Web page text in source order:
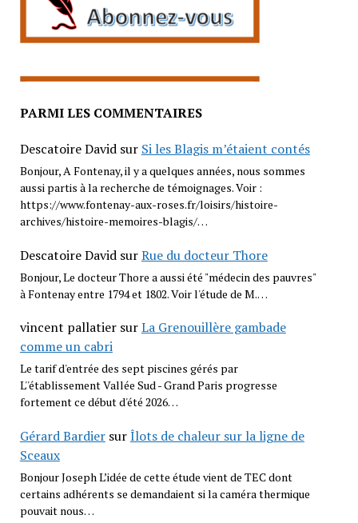
PARMI LES COMMENTAIRES
Descatoire Davidsur Si les Blagis m’étaient contés
Bonjour, A Fontenay, il y a quelques années, nous sommes
aussi partis à la recherche de témoignages. Voir :
https://www.fontenay-aux-roses.fr/loisirs/histoire-
archives/histoire-memoires-blagis/…
Descatoire DavidsurRue du docteur Thore
Bonjour, Le docteur Thore a aussi été "médecin des pauvres"
à Fontenay entre 1794 et 1802. Voir l'étude de M.…
vincent pallatiersurLa Grenouillère gambade
comme un cabri
Le tarif d'entrée des sept piscines gérés par
L''établissement Vallée Sud - Grand Paris progresse
fortement ce début d'été 2026…
Gérard BardiersurÎlots de chaleur sur la ligne de
Sceaux
Bonjour Joseph L’idée de cette étude vient de TEC dont
certains adhérents se demandaient si la caméra thermique
pouvait nous…